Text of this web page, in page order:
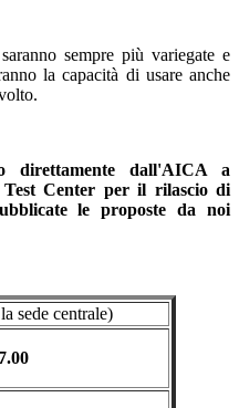
sempre più variegate e
la capacità di usare anche
direttamente dall'AICA a
Center per il rilascio di
le proposte da noi
sede centrale)